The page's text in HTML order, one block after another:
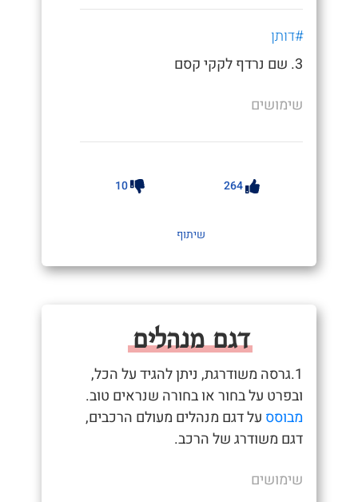
#דותן
3. שם נרדף לקקי קסם
שימושים
264
10
שיתוף
דגם מנהלים
1.גרסה משודרגת, ניתן להגיד על הכל,
ובפרט על בחור או בחורה שנראים טוב.
מבוסס על דגם מנהלים מעולם הרכבים,
דגם משודרג של הרכב.
שימושים